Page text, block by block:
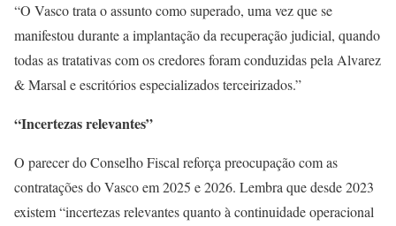
“O Vasco trata o assunto como superado, uma vez que se
manifestou durante a implantação da recuperação judicial, quando
todas as tratativas com os credores foram conduzidas pela Alvarez
& Marsal e escritórios especializados terceirizados.”
“Incertezas relevantes”
O parecer do Conselho Fiscal reforça preocupação com as
contratações do Vasco em 2025 e 2026. Lembra que desde 2023
existem “incertezas relevantes quanto à continuidade operacional